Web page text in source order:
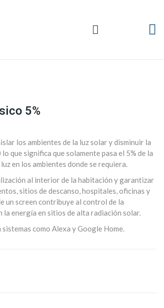
5%
los ambientes de la luz solar y disminuir la
que significa que solamente pasa el 5% de la
en los ambientes donde se requiera.
al interior de la habitación y garantizar
sitios de descanso, hospitales, oficinas y
un screen contribuye al control de la
energía en sitios de alta radiación solar.
como Alexa y Google Home.